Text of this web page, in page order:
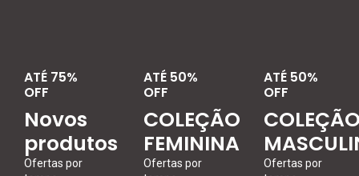
ATÉ 75%
OFF
Novos
produtos
Ofertas por
ATÉ 50%
OFF
COLEÇÃO
FEMININA
Ofertas por
ATÉ 50%
OFF
Ofertas por